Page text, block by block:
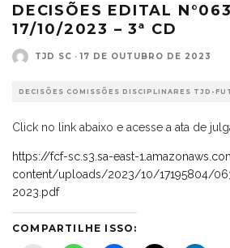
DECISÕES EDITAL
17/10/2023 – 3ª CD
TJD SC · 17 DE OUTUBRO DE 2023
DECISÕES COMISSÕES DISCIPLINARES TJD-
Click no link abaixo e acesse a ata de
https://fcf-sc.s3.sa-east-
content/uploads/2023/10/17195804/
2023.pdf
COMPARTILHE ISSO: